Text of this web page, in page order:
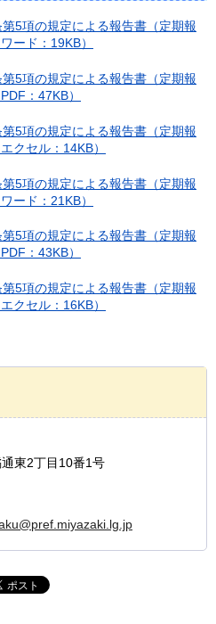
5項の規定による報告書（定期報
ード：19KB）
5項の規定による報告書（定期報
：47KB）
5項の規定による報告書（定期報
クセル：14KB）
5項の規定による報告書（定期報
ード：21KB）
5項の規定による報告書（定期報
：43KB）
5項の規定による報告書（定期報
クセル：16KB）
東2丁目10番1号